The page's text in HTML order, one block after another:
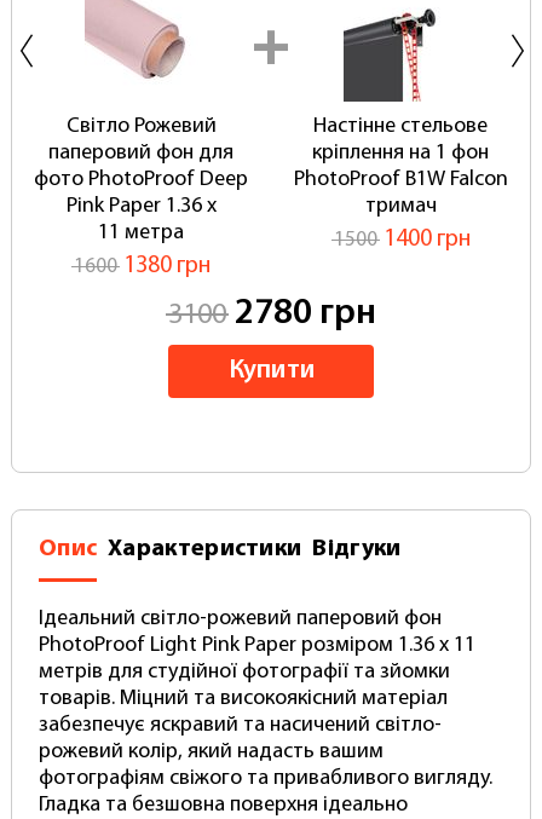
Світло Рожевий
паперовий фон для
фото PhotoProof Deep
Pink Paper 1.36 x
11 метра
1600 1380 грн
Настінне стельове
кріплення на 1 фон
PhotoProof B1W Falcon
тримач
1500 1400 грн
3100 2780 грн
Купити
Опис Характеристики Відгуки
Ідеальний світло-рожевий паперовий фон
PhotoProof Light Pink Paper розміром 1.36 x 11
метрів для студійної фотографії та зйомки
товарів. Міцний та високоякісний матеріал
забезпечує яскравий та насичений світло-
рожевий колір, який надасть вашим
фотографіям свіжого та привабливого вигляду.
Гладка та безшовна поверхня ідеально